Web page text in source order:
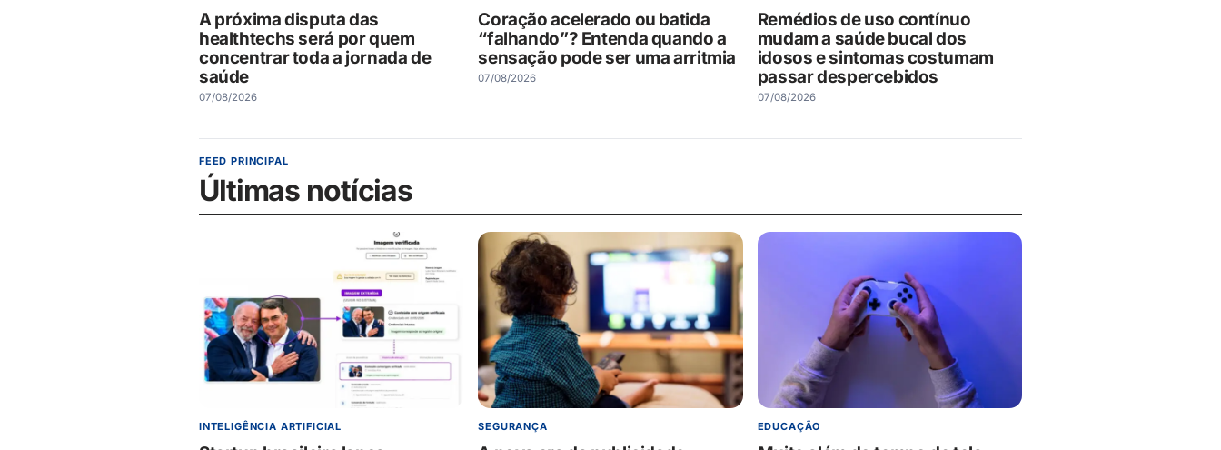
A próxima disputa das
healthtechs será por quem
concentrar toda a jornada de
saúde
07/08/2026
Coração acelerado ou batida
“falhando”? Entenda quando a
sensação pode ser uma arritmia
07/08/2026
Remédios de uso contínuo
mudam a saúde bucal dos
idosos e sintomas costumam
passar despercebidos
07/08/2026
FEED PRINCIPAL
Últimas notícias
INTELIGÊNCIA ARTIFICIAL SEGURANÇA EDUCAÇÃO